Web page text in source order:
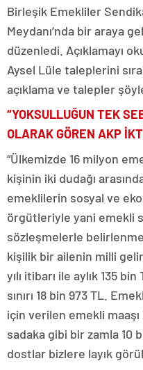
Birleşik Emekliler
Meydanı’nda bir araya
düzenledi. Açıklamayı
Aysel Lüle taleplerini
açıklama ve talepler
“YOKSULLUĞUN TEK
OLARAK GÖREN AKP
“Ülkemizde 16 milyon
kişinin iki dudağı
emeklilerin sosyal ve
örgütleriyle yani emekli
sözleşmelerle
kişilik bir ailenin milli
yılı itibarı ile aylık 135
sınırı 18 bin 973 TL.
için verilen emekli
sadaka gibi bir zamla 10
dostlar bizlere layık